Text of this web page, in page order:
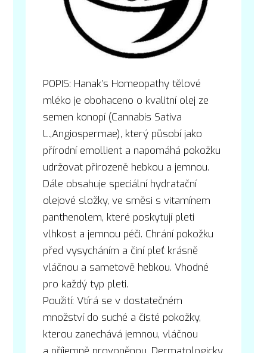
POPIS: Hanak’s Homeopathy tělové
mléko je obohaceno o kvalitní olej ze
semen konopí (Cannabis Sativa
L.,Angiospermae), který působí jako
přírodní emollient a napomáhá pokožku
udržovat přirozeně hebkou a jemnou.
Dále obsahuje speciální hydratační
olejové složky, ve směsi s vitamínem
panthenolem, které poskytují pleti
vlhkost a jemnou péči. Chrání pokožku
před vysycháním a činí pleť krásně
vláčnou a sametově hebkou. Vhodné
pro každý typ pleti.
Použití: Vtírá se v dostatečném
množství do suché a čisté pokožky,
kterou zanechává jemnou, vláčnou